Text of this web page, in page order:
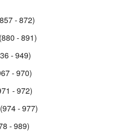
- 872)
- 891)
- 949)
- 970)
- 972)
- 977)
- 989)